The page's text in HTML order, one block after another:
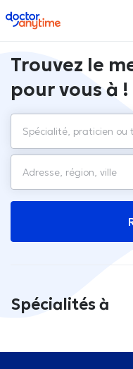
doctoranytime
Trouvez le
pour vous à !
Spécialités à